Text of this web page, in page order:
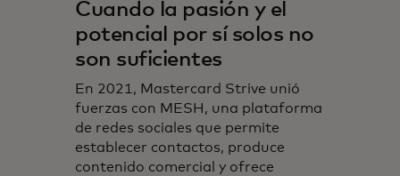
Cuando la pasión y el
potencial por sí solos no
son suficientes
En 2021, Mastercard Strive unió
fuerzas con MESH, una plataforma
de redes sociales que permite
establecer contactos, produce
contenido comercial y ofrece